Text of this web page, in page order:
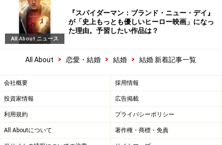
All About ニュース
『スパイダーマン：ブランド・ニュー・デイ』
が「史上もっとも優しいヒーロー映画」になっ
た理由。予習したい作品は？
All About > 恋愛・結婚 > 結婚 > 結婚 新着記事一覧
会社概要 採用情報
投資家情報 広告掲載
利用規約 プライバシーポリシー
All Aboutについて 著作権・商標・免責